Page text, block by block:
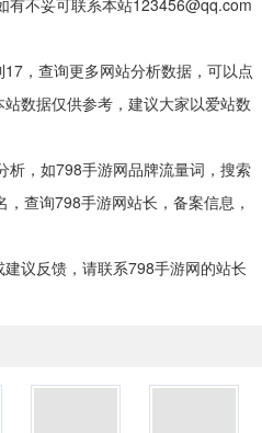
不妥可联系本站123456@qq.com
，查询更多网站分析数据，可以点
站数据仅供参考，建议大家以爱站数
，如798手游网品牌流量词，搜索
查询798手游网站长，备案信息，
议反馈，请联系798手游网的站长